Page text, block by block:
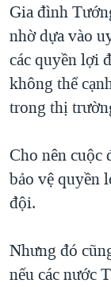
Gia đình
nhờ dựa vào
các quyền lợi
không thể
trong thị
Cho nên cuộc
bảo vệ quyền
đội.
Nhưng đó
nếu các nước